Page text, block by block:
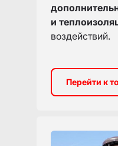
и
воздействий.
Перейти к